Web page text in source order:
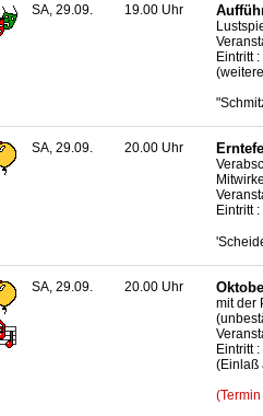
SA, 29.09. 19.00 Uhr
Eintritt
SA, 29.09. 20.00 Uhr
Eintritt
SA, 29.09. 20.00 Uhr
mit der
Eintritt
(Einlaß